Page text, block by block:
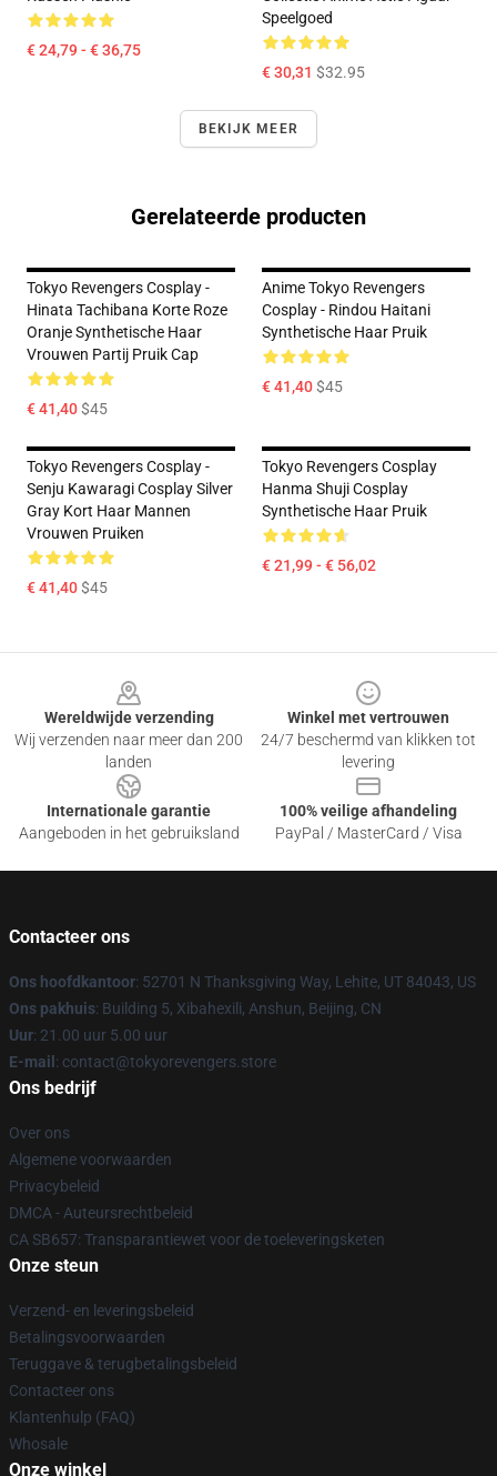
€ 24,79 - € 36,75
Speelgoed
€ 30,31 $32.95
BEKIJK MEER
Gerelateerde producten
Tokyo Revengers Cosplay -
Hinata Tachibana Korte Roze
Oranje Synthetische Haar
Vrouwen Partij Pruik Cap
€ 41,40$45
Anime Tokyo Revengers
Cosplay - Rindou Haitani
Synthetische Haar Pruik
€ 41,40$45
Tokyo Revengers Cosplay -
Senju Kawaragi Cosplay Silver
Gray Kort Haar Mannen
Vrouwen Pruiken
€ 41,40$45
Tokyo Revengers Cosplay
Hanma Shuji Cosplay
Synthetische Haar Pruik
€ 21,99 - € 56,02
Wereldwijde verzending
Wij verzenden naar meer dan 200
landen
Winkel met vertrouwen
24/7 beschermd van klikken tot
levering
Internationale garantie
Aangeboden in het gebruiksland
100% veilige afhandeling
PayPal / MasterCard / Visa
Contacteer ons
Ons hoofdkantoor: 52701 N Thanksgiving Way, Lehite, UT 84043, US
Ons pakhuis: Building 5, Xibahexili, Anshun, Beijing, CN
Uur: 21.00 uur 5.00 uur
E-mail : contact@tokyorevengers.store
Ons bedrijf
Over ons
Algemene voorwaarden
Privacybeleid
DMCA - Auteursrechtbeleid
CA SB657: Transparantiewet voor de toeleveringsketen
Onze steun
Verzend- en leveringsbeleid
Betalingsvoorwaarden
Teruggave & terugbetalingsbeleid
Contacteer ons
Klantenhulp (FAQ)
Whosale
Onze winkel